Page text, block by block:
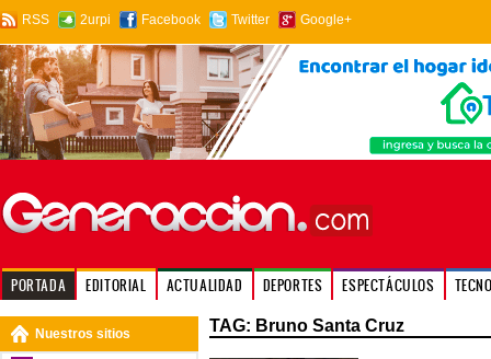
RSS 2urpi Facebook Twitter Google+
PORTADA EDITORIAL ACTUALIDAD DEPORTES ESPECTÁCULOS
Nuestros sitios TAG: Bruno Santa Cruz